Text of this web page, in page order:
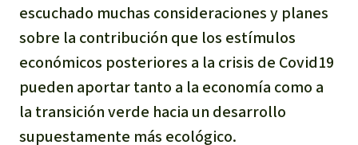
Defensoras y Defensores
escuchado muchas consideraciones y planes
sobre la contribución que los estímulos
económicos posteriores a la crisis de Covid19
pueden aportar tanto a la economía como a
la transición verde hacia un desarrollo
supuestamente más ecológico.